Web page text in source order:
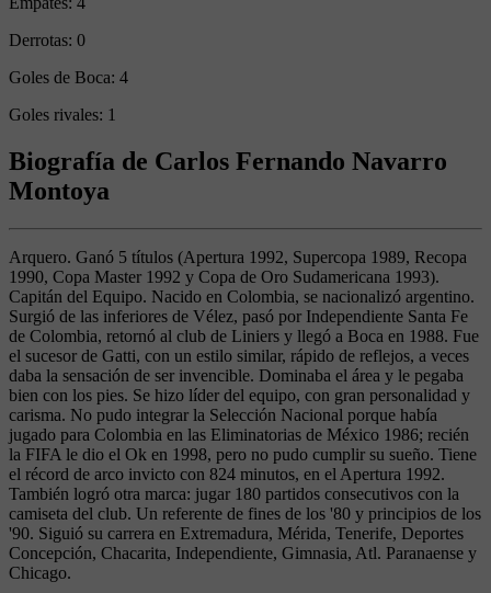
Derrotas: 0
Goles de Boca: 4
Goles rivales: 1
Biografía de Carlos Fernando Navarro
Montoya
Arquero. Ganó 5 títulos (Apertura 1992, Supercopa 1989, Recopa
1990, Copa Master 1992 y Copa de Oro Sudamericana 1993).
Capitán del Equipo. Nacido en Colombia, se nacionalizó argentino.
Surgió de las inferiores de Vélez, pasó por Independiente Santa Fe
de Colombia, retornó al club de Liniers y llegó a Boca en 1988. Fue
el sucesor de Gatti, con un estilo similar, rápido de reflejos, a veces
daba la sensación de ser invencible. Dominaba el área y le pegaba
bien con los pies. Se hizo líder del equipo, con gran personalidad y
carisma. No pudo integrar la Selección Nacional porque había
jugado para Colombia en las Eliminatorias de México 1986; recién
la FIFA le dio el Ok en 1998, pero no pudo cumplir su sueño. Tiene
el récord de arco invicto con 824 minutos, en el Apertura 1992.
También logró otra marca: jugar 180 partidos consecutivos con la
camiseta del club. Un referente de fines de los '80 y principios de los
'90. Siguió su carrera en Extremadura, Mérida, Tenerife, Deportes
Concepción, Chacarita, Independiente, Gimnasia, Atl. Paranaense y
Chicago.